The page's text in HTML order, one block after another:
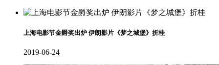
上海电影节金爵奖出炉 伊朗影片《梦之城堡》折桂
2019-06-24